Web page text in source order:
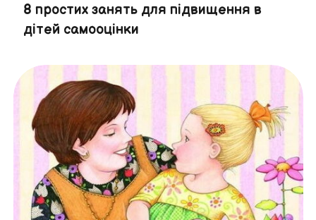
8 простих занять для підвищення в
дітей самооцінки